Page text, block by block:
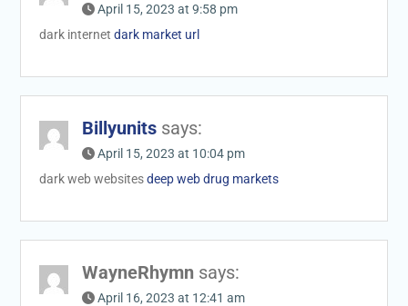
April 15, 2023 at 9:58 pm
dark internet dark market url
Billyunits says:
April 15, 2023 at 10:04 pm
dark web websitesdeep web drug markets
WayneRhymn says:
April 16, 2023 at 12:41 am